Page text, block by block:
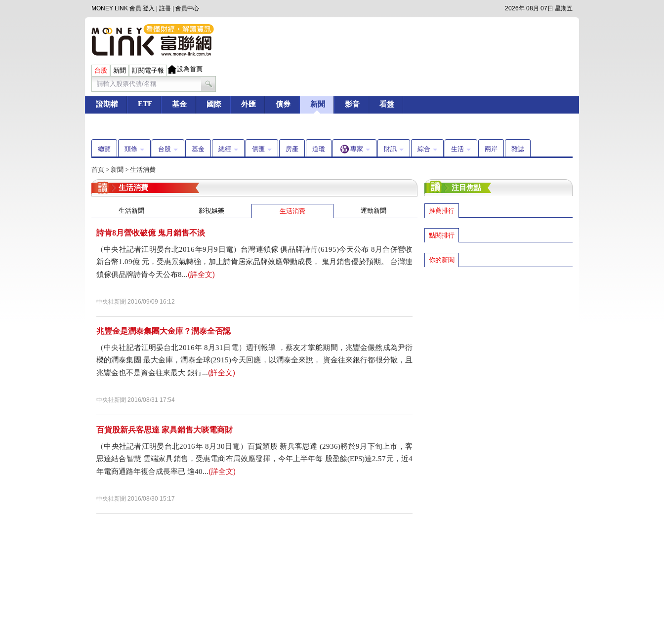
MONEY LINK 會員 登入 註冊 會員中心 2026年 08月 07日 星期五
台股 新聞 訂閱電子報 設為首頁
證期權 ETF 基金 國際 外匯 債券 新聞 影音 看盤
總覽 頭條 台股 基金 總經 債匯 房產 道瓊 專家 財訊 綜合 生活 兩岸 雜誌
首頁 > 新聞 > 生活消費
生活消費
生活新聞 影視娛樂 生活消費 運動新聞
詩肯8月營收破億 鬼月銷售不淡
（中央社記者江明晏台北2016年9月9日電）台灣連鎖傢 俱品牌詩肯(6195)今天公布 8月合併營收
新台幣1.09億 元，受惠景氣轉強，加上詩肯居家品牌效應帶動成長， 鬼月銷售優於預期。 台灣連
鎖傢俱品牌詩肯今天公布8...(詳全文)
中央社新聞 2016/09/09 16:12
兆豐金是潤泰集團大金庫？潤泰全否認
（中央社記者江明晏台北2016年 8月31日電）週刊報導 ，蔡友才掌舵期間，兆豐金儼然成為尹衍
樑的潤泰集團 最大金庫，潤泰全球(2915)今天回應，以潤泰全來說， 資金往來銀行都很分散，且
兆豐金也不是資金往來最大 銀行...(詳全文)
中央社新聞 2016/08/31 17:54
百貨股新兵客思達 家具銷售大啖電商財
（中央社記者江明晏台北2016年 8月30日電）百貨類股 新兵客思達 (2936)將於9月下旬上市，客
思達結合智慧 雲端家具銷售，受惠電商布局效應發揮，今年上半年每 股盈餘(EPS)達2.57元，近4
年電商通路年複合成長率已 逾40...(詳全文)
中央社新聞 2016/08/30 15:17
注目焦點
推薦排行
點閱排行
你的新聞